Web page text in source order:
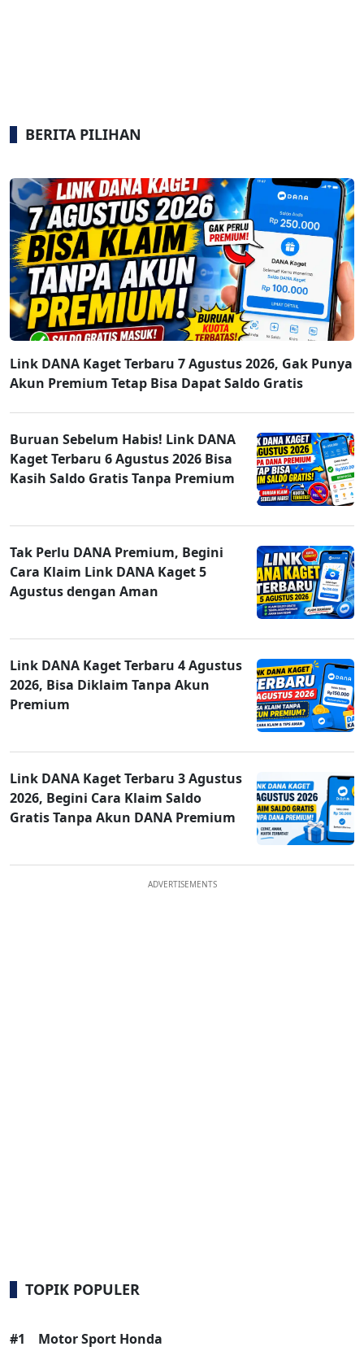
BERITA PILIHAN
Link DANA Kaget Terbaru 7 Agustus 2026, Gak Punya
Akun Premium Tetap Bisa Dapat Saldo Gratis
Buruan Sebelum Habis! Link DANA
Kaget Terbaru 6 Agustus 2026 Bisa
Kasih Saldo Gratis Tanpa Premium
Tak Perlu DANA Premium, Begini
Cara Klaim Link DANA Kaget 5
Agustus dengan Aman
Link DANA Kaget Terbaru 4 Agustus
2026, Bisa Diklaim Tanpa Akun
Premium
Link DANA Kaget Terbaru 3 Agustus
2026, Begini Cara Klaim Saldo
Gratis Tanpa Akun DANA Premium
ADVERTISEMENTS
TOPIK POPULER
#1 Motor Sport Honda